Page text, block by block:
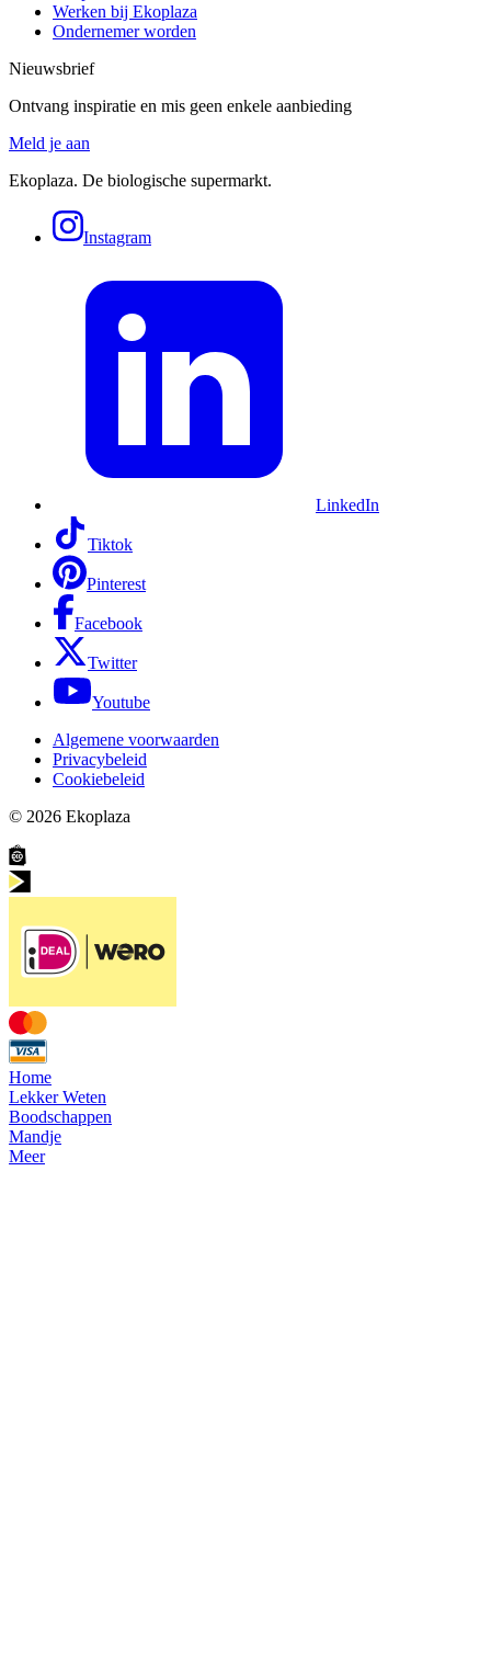
Werken bij Ekoplaza
Ondernemer worden
Nieuwsbrief
Ontvang inspiratie en mis geen enkele aanbieding
Meld je aan
Ekoplaza. De biologische supermarkt.
Instagram
LinkedIn
Tiktok
Pinterest
Facebook
Twitter
Youtube
Algemene voorwaarden
Privacybeleid
Cookiebeleid
© 2026 Ekoplaza
Home
Lekker Weten
Boodschappen
Mandje
Meer